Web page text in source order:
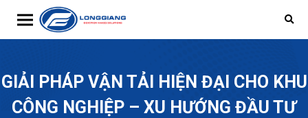
Toggle navigation
GIẢI PHÁP VẬN TẢI HIỆN ĐẠI CHO KHU
CÔNG NGHIỆP – XU HƯỚNG ĐẦU TƯ